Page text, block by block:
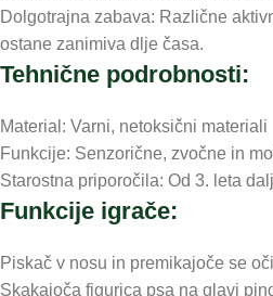
Dolgotrajna zabava: Različne
ostane zanimiva dlje časa.
Tehnične podrobnosti:
Material: Varni, netoksični materiali
Funkcije: Senzorične, zvočne in
Starostna priporočila: Od 3. leta
Funkcije igrače:
Piskač v nosu in premikajoče se oči
Skakajoča figurica psa na glavi